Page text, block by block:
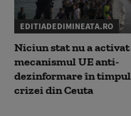
EDITIADEDIMINEATA.RO
Niciun stat nu a activat
mecanismul UE anti-
dezinformare în timpul
crizei din Ceuta